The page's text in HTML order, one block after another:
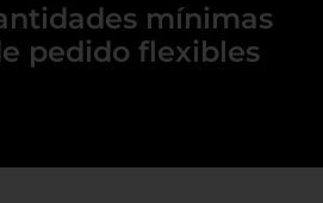
mínimas
pedido flexibles